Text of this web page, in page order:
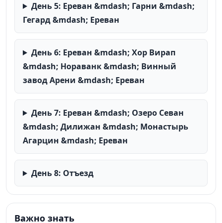
День 5: Ереван &mdash; Гарни &mdash;
Гегард &mdash; Ереван
День 6: Ереван &mdash; Хор Вирап
&mdash; Нораванк &mdash; Винный
завод Арени &mdash; Ереван
День 7: Ереван &mdash; Озеро Севан
&mdash; Дилижан &mdash; Монастырь
Агарцин &mdash; Ереван
День 8: Отъезд
Важно знать